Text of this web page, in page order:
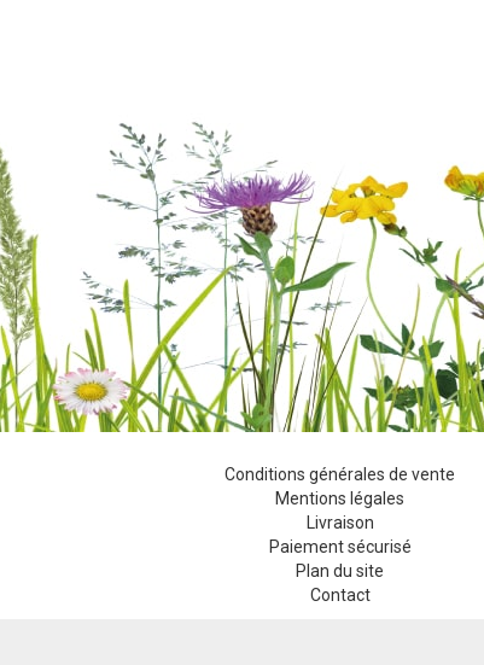
Conditions générales de vente
Mentions légales
Livraison
Paiement sécurisé
Plan du site
Contact